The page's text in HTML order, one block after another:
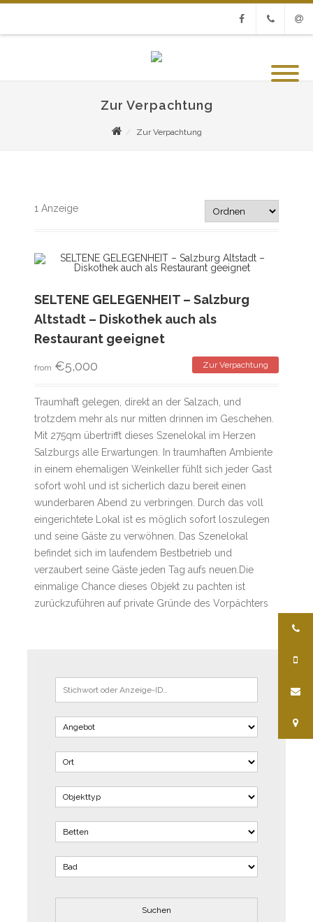
Zur Verpachtung
Zur Verpachtung
1 Anzeige
SELTENE GELEGENHEIT – Salzburg
Altstadt – Diskothek auch als
Restaurant geeignet
from €5,000 Zur Verpachtung
Traumhaft gelegen, direkt an der Salzach, und
trotzdem mehr als nur mitten drinnen im Geschehen.
Mit 275qm übertrifft dieses Szenelokal im Herzen
Salzburgs alle Erwartungen. In traumhaften Ambiente
in einem ehemaligen Weinkeller fühlt sich jeder Gast
sofort wohl und ist sicherlich dazu bereit einen
wunderbaren Abend zu verbringen. Durch das voll
eingerichtete Lokal ist es möglich sofort loszulegen
und seine Gäste zu verwöhnen. Das Szenelokal
befindet sich im laufendem Bestbetrieb und
verzaubert seine Gäste jeden Tag aufs neuen.Die
einmalige Chance dieses Objekt zu pachten ist
zurückzuführen auf private Gründe des Vorpächters